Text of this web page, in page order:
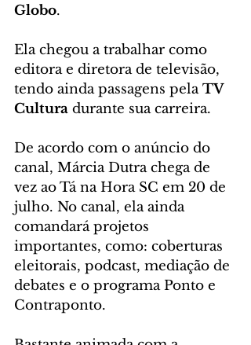
Globo.
Ela chegou a trabalhar como
editora e diretora de televisão,
tendo ainda passagens pela TV
Cultura durante sua carreira.
De acordo com o anúncio do
canal, Márcia Dutra chega de
vez ao Tá na Hora SC em 20 de
julho. No canal, ela ainda
comandará projetos
importantes, como: coberturas
eleitorais, podcast, mediação de
debates e o programa Ponto e
Contraponto.